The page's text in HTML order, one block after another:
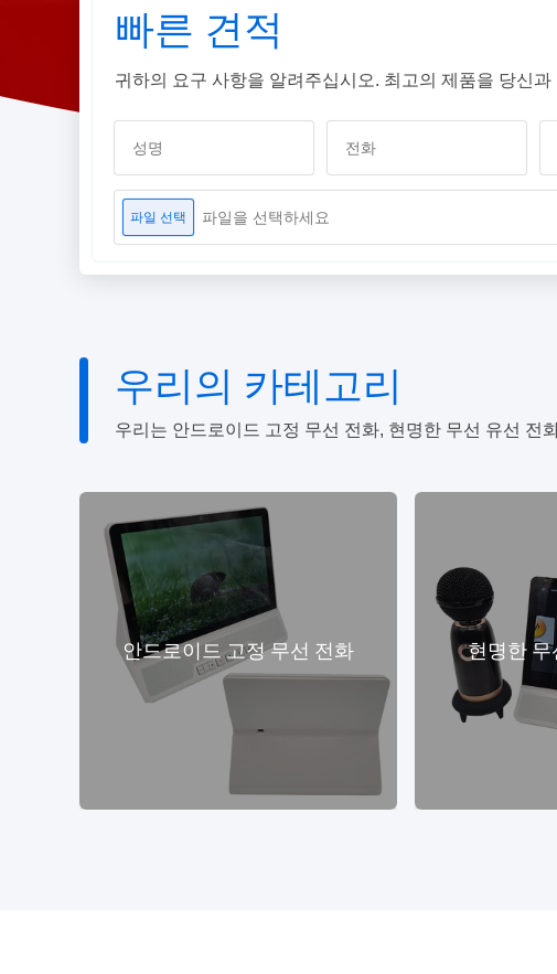
빠른 견적
귀하의 요구 사항을 알려주십시오. 최고의 제품을 당신과
파일 선택 파일을 선택하세요
우리의 카테고리
우리는 안드로이드 고정 무선 전화, 현명한 무선 유선 전
안드로이드 고정 무선 전화 현명한